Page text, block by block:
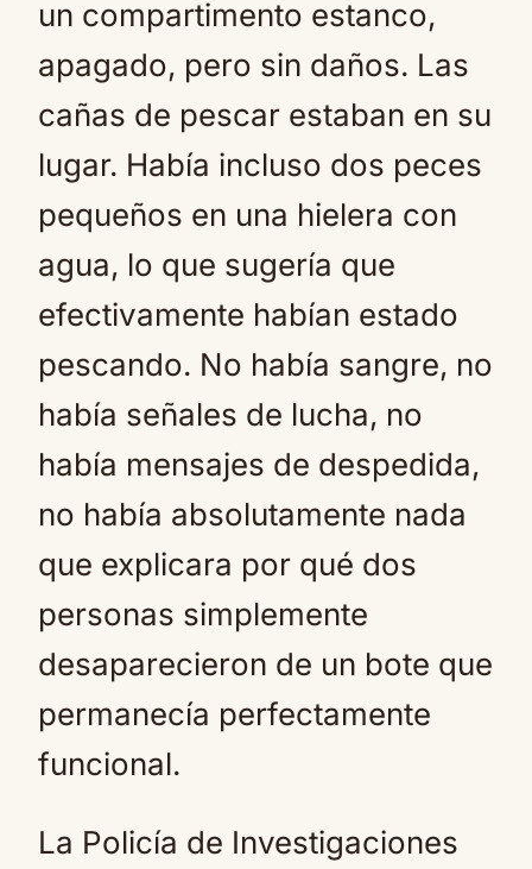
un compartimento estanco,
apagado, pero sin daños. Las
cañas de pescar estaban en su
lugar. Había incluso dos peces
pequeños en una hielera con
agua, lo que sugería que
efectivamente habían estado
pescando. No había sangre, no
había señales de lucha, no
había mensajes de despedida,
no había absolutamente nada
que explicara por qué dos
personas simplemente
desaparecieron de un bote que
permanecía perfectamente
funcional.
La Policía de Investigaciones